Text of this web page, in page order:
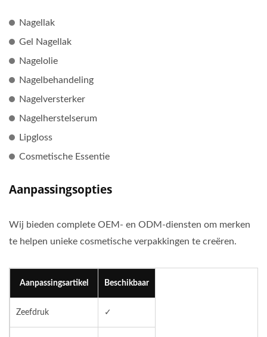
Nagellak
Gel Nagellak
Nagelolie
Nagelbehandeling
Nagelversterker
Nagelherstelserum
Lipgloss
Cosmetische Essentie
Aanpassingsopties
Wij bieden complete OEM- en ODM-diensten om merken
te helpen unieke cosmetische verpakkingen te creëren.
Aanpassingsartikel Beschikbaar
Zeefdruk ✓